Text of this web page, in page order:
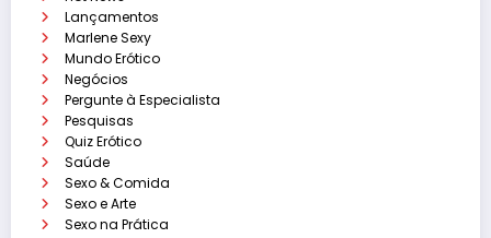
Lançamentos
Marlene Sexy
Mundo Erótico
Negócios
Pergunte à Especialista
Pesquisas
Quiz Erótico
Saúde
Sexo & Comida
Sexo e Arte
Sexo na Prática